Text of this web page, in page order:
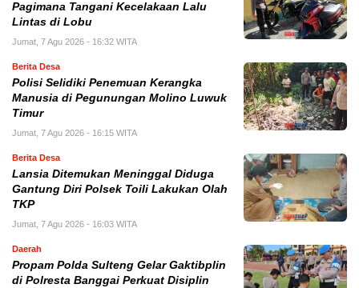
Pagimana Tangani Kecelakaan Lalu
Lintas di Lobu
Jumat, 7 Agu 2026 - 16:32 WITA
Berita Desa
Polisi Selidiki Penemuan Kerangka
Manusia di Pegunungan Molino Luwuk
Timur
Jumat, 7 Agu 2026 - 16:15 WITA
Berita Desa
Lansia Ditemukan Meninggal Diduga
Gantung Diri Polsek Toili Lakukan Olah
TKP
Jumat, 7 Agu 2026 - 16:03 WITA
Daerah
Propam Polda Sulteng Gelar Gaktibplin
di Polresta Banggai Perkuat Disiplin